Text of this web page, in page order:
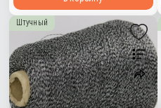
Штучный